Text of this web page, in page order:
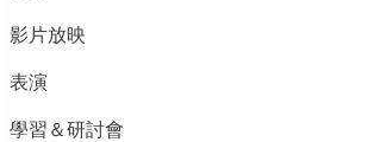
影片放映
表演
學習＆研討會